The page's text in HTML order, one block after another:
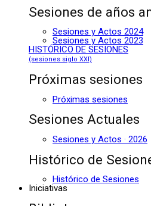
Sesiones de años
Sesiones y Actos 2024
Sesiones y Actos 2023
HISTÓRICO DE SESIONES
(sesiones siglo XXI)
Próximas sesiones
Próximas sesiones
Sesiones Actuales
Sesiones y Actos · 2026
Histórico de
Histórico de Sesiones
Iniciativas